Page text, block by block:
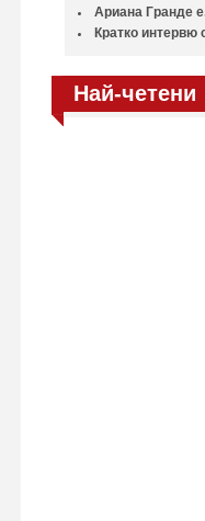
Ариана Гранде
Кратко интервю
Най-четени